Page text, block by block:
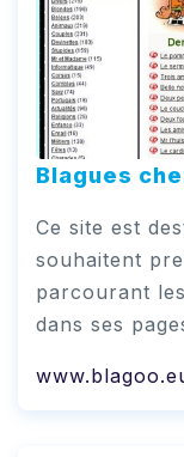
Blagues
Ce site est
souhaitent
parcourant
dans ses